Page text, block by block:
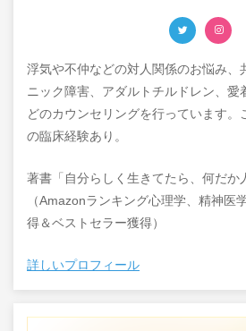
浮気や不仲などの対人関係のお悩み、
ニック障害、アダルトチルドレン、愛
どのカウンセリングを行っています。
の臨床経験あり。
著書「自分らしく生きてたら、何だか
（Amazonランキング心理学、精神医
得＆ベストセラー獲得）
詳しいプロフィール